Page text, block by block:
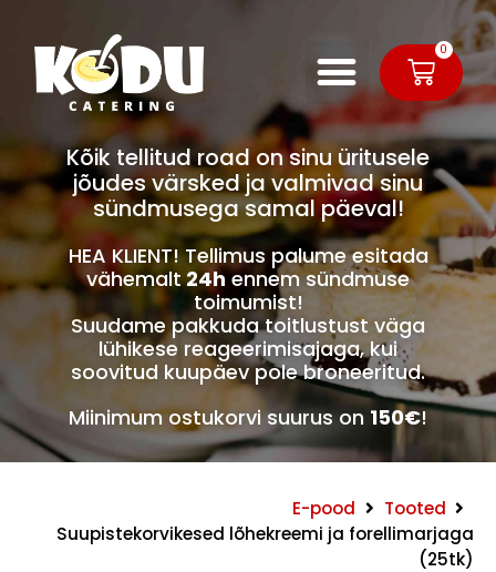
0
Kõik tellitud road on sinu üritusele
jõudes värsked ja valmivad sinu
sündmusega samal päeval!
HEA KLIENT! Tellimus palume esitada
vähemalt24hennem sündmuse
toimumist!
Suudame pakkuda toitlustust väga
lühikese reageerimisajaga, kui
soovitud kuupäev pole broneeritud.
Miinimum ostukorvi suurus on 150€!
E-pood
Tooted
Suupistekorvikesed lõhekreemi ja forellimarjaga
(25tk)